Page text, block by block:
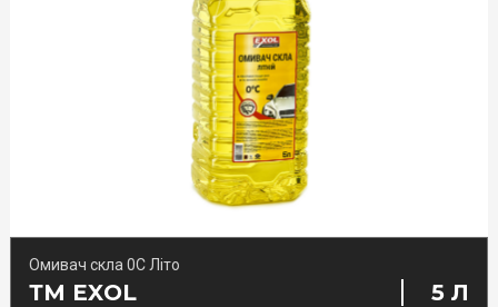
Омивач скла 0С Літо
ТМ EXOL 5 Л